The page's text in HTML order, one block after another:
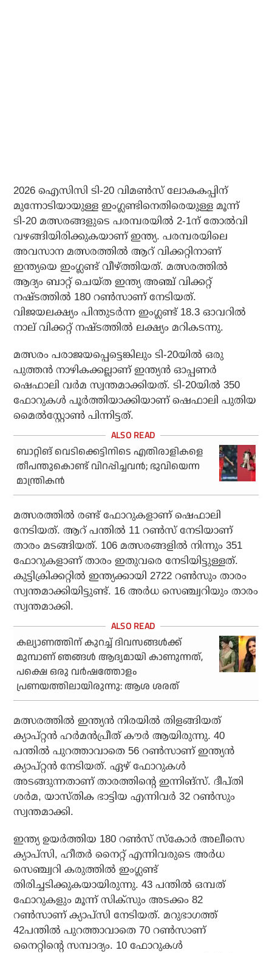
2026 ഐസിസി ടി-20 വിമണ്‍സ് ലോകകപ്പിന്
മുന്നോടിയായുള്ള ഇംഗ്ലണ്ടിനെതിരെയുള്ള മൂന്ന്
ടി-20 മത്സരങ്ങളുടെ പരമ്പരയില്‍ 2-1ന് തോല്‍വി
വഴങ്ങിയിരിക്കുകയാണ് ഇന്ത്യ. പരമ്പരയിലെ
അവസാന മത്സരത്തില്‍ ആറ് വിക്കറ്റിനാണ്
ഇന്ത്യയെ ഇംഗ്ലണ്ട് വീഴ്ത്തിയത്. മത്സരത്തില്‍
ആദ്യം ബാറ്റ് ചെയ്ത ഇന്ത്യ അഞ്ച് വിക്കറ്റ്
നഷ്ടത്തില്‍ 180 റണ്‍സാണ് നേടിയത്.
വിജയലക്ഷ്യം പിന്തുടര്‍ന്ന ഇംഗ്ലണ്ട് 18.3 ഓവറില്‍
നാല് വിക്കറ്റ് നഷ്ടത്തില്‍ ലക്ഷ്യം മറികടന്നു.
മത്സരം പരാജയപ്പെട്ടെങ്കിലും ടി-20യില്‍ ഒരു
പുത്തന്‍ നാഴികക്കല്ലാണ് ഇന്ത്യന്‍ ഓപ്പണര്‍
ഷെഫാലി വര്‍മ സ്വന്തമാക്കിയത്. ടി-20യില്‍ 350
ഫോറുകള്‍ പൂര്‍ത്തിയാക്കിയാണ് ഷെഫാലി പുതിയ
മൈല്‍സ്റ്റോണ്‍ പിന്നിട്ടത്.
ബാറ്റിങ് വെടിക്കെട്ടിനിടെ എതിരാളികളെ
തീപന്തുകൊണ്ട് വിറപ്പിച്ചവന്‍; ഭുവിയെന്ന
മാന്ത്രികന്‍
മത്സരത്തില്‍ രണ്ട് ഫോറുകളാണ് ഷെഫാലി
നേടിയത്. ആറ് പന്തില്‍ 11 റണ്‍സ് നേടിയാണ്
താരം മടങ്ങിയത്. 106 മത്സരങ്ങളില്‍ നിന്നും 351
ഫോറുകളാണ് താരം ഇതുവരെ നേടിയിട്ടുള്ളത്.
കുട്ടിക്രിക്കറ്റില്‍ ഇന്ത്യക്കായി 2722 റണ്‍സും താരം
സ്വന്തമാക്കിയിട്ടുണ്ട്. 16 അര്‍ധ സെഞ്ച്വറിയും താരം
സ്വന്തമാക്കി.
കല്യാണത്തിന് കുറച്ച് ദിവസങ്ങൾക്ക്
മുമ്പാണ് ഞങ്ങൾ ആദ്യമായി കാണുന്നത്,
പക്ഷെ ഒരു വർഷത്തോളം
പ്രണയത്തിലായിരുന്നു: ആശ ശരത്
മത്സരത്തില്‍ ഇന്ത്യന്‍ നിരയില്‍ തിളങ്ങിയത്
ക്യാപ്റ്റന്‍ ഹര്‍മന്‍പ്രീത് കൗര്‍ ആയിരുന്നു. 40
പന്തില്‍ പുറത്താവാതെ 56 റണ്‍സാണ് ഇന്ത്യന്‍
ക്യാപ്റ്റന്‍ നേടിയത്. ഏഴ് ഫോറുകള്‍
അടങ്ങുന്നതാണ് താരത്തിന്റെ ഇന്നിങ്‌സ്. ദീപ്തി
ശര്‍മ, യാസ്തിക ഭാട്ടിയ എന്നിവര്‍ 32 റണ്‍സും
സ്വന്തമാക്കി.
ഇന്ത്യ ഉയര്‍ത്തിയ 180 റണ്‍സ് സ്‌കോര്‍ അലീസെ
ക്യാപ്സി, ഹീതര്‍ നൈറ്റ് എന്നിവരുടെ അര്‍ധ
സെഞ്ച്വറി കരുത്തില്‍ ഇംഗ്ലണ്ട്
തിരിച്ചടിക്കുകയായിരുന്നു. 43 പന്തില്‍ ഒമ്പത്
ഫോറുകളും മൂന്ന് സിക്സും അടക്കം 82
റണ്‍സാണ് ക്യാപ്സി നേടിയത്. മറുഭാഗത്ത്
42പന്തില്‍ പുറത്താവാതെ 70 റണ്‍സാണ്
നൈറ്റിന്റെ സമ്പാദ്യം. 10 ഫോറുകള്‍